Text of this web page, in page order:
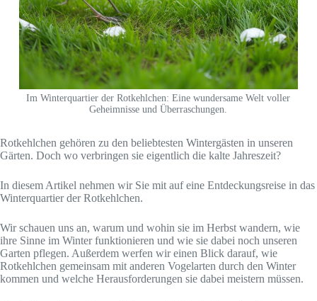
Im Winterquartier der Rotkehlchen: Eine wundersame Welt voller
Geheimnisse und Überraschungen.
Rotkehlchen gehören zu den beliebtesten Wintergästen in unseren
Gärten. Doch wo verbringen sie eigentlich die kalte Jahreszeit?
In diesem Artikel nehmen wir Sie mit auf eine Entdeckungsreise in das
Winterquartier der Rotkehlchen.
Wir schauen uns an, warum und wohin sie im Herbst wandern, wie
ihre Sinne im Winter funktionieren und wie sie dabei noch unseren
Garten pflegen. Außerdem werfen wir einen Blick darauf, wie
Rotkehlchen gemeinsam mit anderen Vogelarten durch den Winter
kommen und welche Herausforderungen sie dabei meistern müssen.